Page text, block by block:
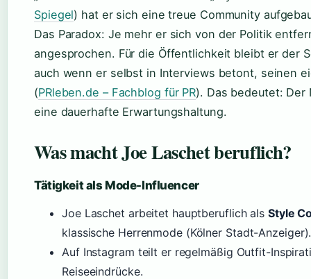
Spiegel) hat er sich eine treue Community
Das Paradox: Je mehr er sich von der Politik
angesprochen. Für die Öffentlichkeit bleibt er der
auch wenn er selbst in Interviews betont, seinen
(PRleben.de – Fachblog für PR). Das bedeutet: Der
eine dauerhafte Erwartungshaltung.
Was macht Joe Laschet beruflich?
Tätigkeit als Mode-Influencer
Joe Laschet arbeitet hauptberuflich als Style
klassische Herrenmode (Kölner Stadt-Anzeiger).
Auf Instagram teilt er regelmäßig Outfit-
Reiseeindrücke.